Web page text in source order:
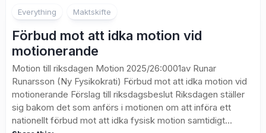
Everything Maktskifte
Förbud mot att idka motion vid
motionerande
Motion till riksdagen Motion 2025/26:0001av Runar
Runarsson (Ny Fysikokrati) Förbud mot att idka motion vid
motionerande Förslag till riksdagsbeslut Riksdagen ställer
sig bakom det som anförs i motionen om att införa ett
nationellt förbud mot att idka fysisk motion samtidigt...